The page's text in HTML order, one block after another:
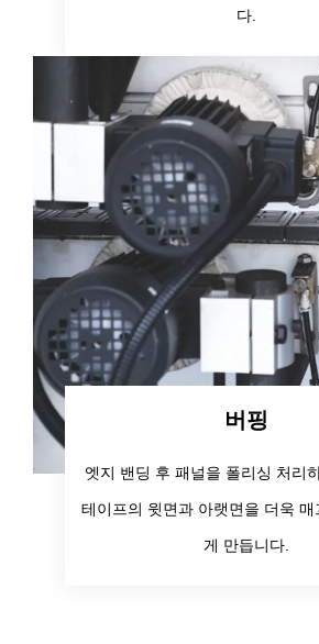
다.
버핑
엣지 밴딩 후 패널을 폴리싱 처리
테이프의 윗면과 아랫면을 더욱
게 만듭니다.